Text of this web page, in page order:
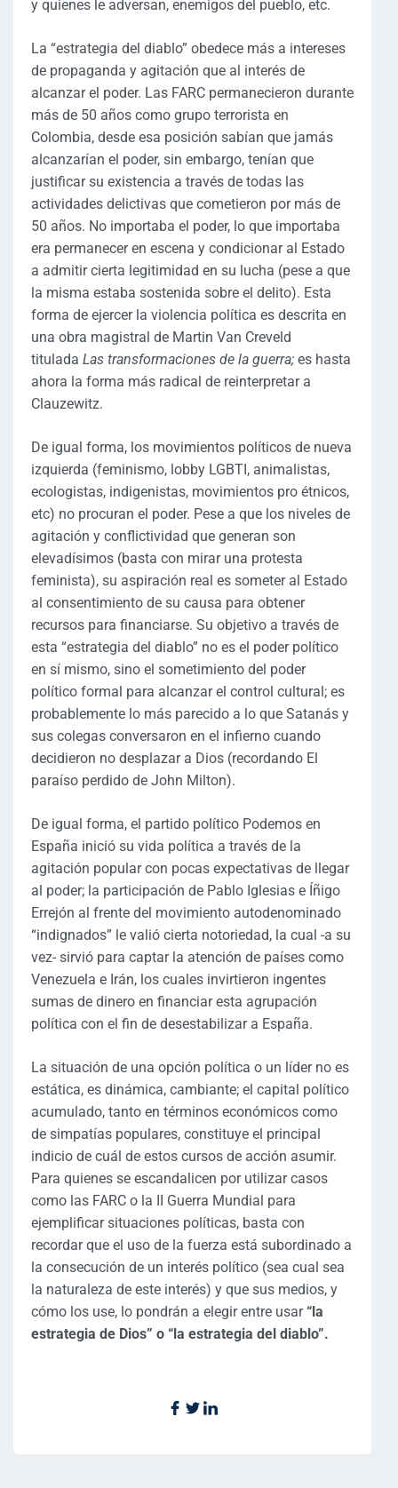
y quienes le adversan, enemigos del pueblo, etc.
La “estrategia del diablo” obedece más a intereses
de propaganda y agitación que al interés de
alcanzar el poder. Las FARC permanecieron durante
más de 50 años como grupo terrorista en
Colombia, desde esa posición sabían que jamás
alcanzarían el poder, sin embargo, tenían que
justificar su existencia a través de todas las
actividades delictivas que cometieron por más de
50 años. No importaba el poder, lo que importaba
era permanecer en escena y condicionar al Estado
a admitir cierta legitimidad en su lucha (pese a que
la misma estaba sostenida sobre el delito). Esta
forma de ejercer la violencia política es descrita en
una obra magistral de Martin Van Creveld
titulada Las transformaciones de la guerra; es hasta
ahora la forma más radical de reinterpretar a
Clauzewitz.
De igual forma, los movimientos políticos de nueva
izquierda (feminismo, lobby LGBTI, animalistas,
ecologistas, indigenistas, movimientos pro étnicos,
etc) no procuran el poder. Pese a que los niveles de
agitación y conflictividad que generan son
elevadísimos (basta con mirar una protesta
feminista), su aspiración real es someter al Estado
al consentimiento de su causa para obtener
recursos para financiarse. Su objetivo a través de
esta “estrategia del diablo” no es el poder político
en sí mismo, sino el sometimiento del poder
político formal para alcanzar el control cultural; es
probablemente lo más parecido a lo que Satanás y
sus colegas conversaron en el infierno cuando
decidieron no desplazar a Dios (recordando El
paraíso perdido de John Milton).
De igual forma, el partido político Podemos en
España inició su vida política a través de la
agitación popular con pocas expectativas de llegar
al poder; la participación de Pablo Iglesias e Íñigo
Errejón al frente del movimiento autodenominado
“indignados” le valió cierta notoriedad, la cual -a su
vez- sirvió para captar la atención de países como
Venezuela e Irán, los cuales invirtieron ingentes
sumas de dinero en financiar esta agrupación
política con el fin de desestabilizar a España.
La situación de una opción política o un líder no es
estática, es dinámica, cambiante; el capital político
acumulado, tanto en términos económicos como
de simpatías populares, constituye el principal
indicio de cuál de estos cursos de acción asumir.
Para quienes se escandalicen por utilizar casos
como las FARC o la II Guerra Mundial para
ejemplificar situaciones políticas, basta con
recordar que el uso de la fuerza está subordinado a
la consecución de un interés político (sea cual sea
la naturaleza de este interés) y que sus medios, y
cómo los use, lo pondrán a elegir entre usar “la
estrategia de Dios” o “la estrategia del diablo”.